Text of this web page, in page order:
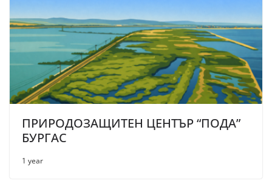
ПРИРОДОЗАЩИТЕН ЦЕНТЪР “ПОДА”
БУРГАС
1 year